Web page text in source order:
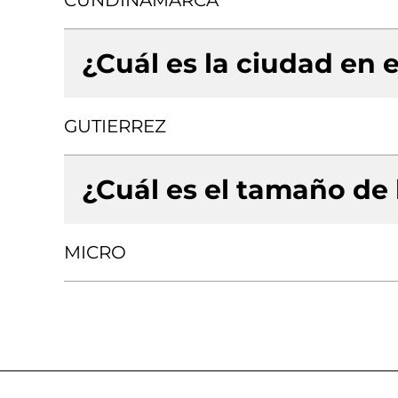
¿Cuál es la ciudad en
GUTIERREZ
¿Cuál es el tamaño
MICRO